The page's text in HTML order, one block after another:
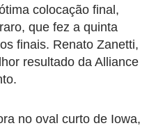
colocação final,
que fez a quinta
finais. Renato Zanetti,
resultado da Alliance
no oval curto de Iowa,